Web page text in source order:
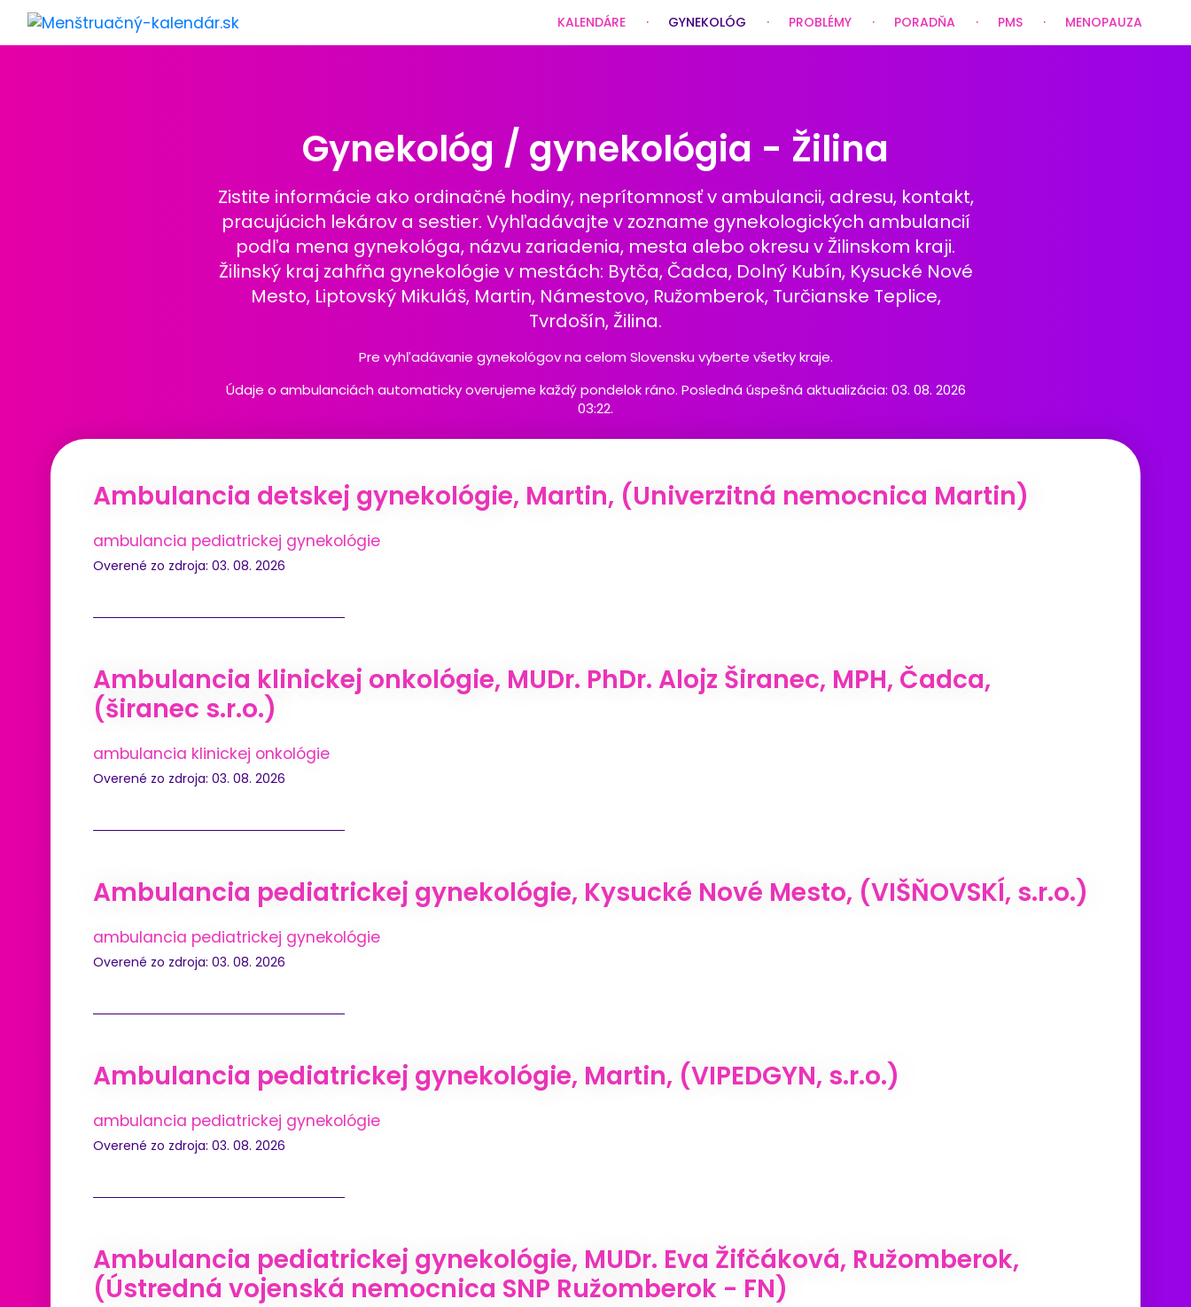
KALENDÁRE GYNEKOLÓG PROBLÉMY PORADŇA PMS MENOPAUZA
Gynekológ / gynekológia - Žilina
Zistite informácie ako ordinačné hodiny, neprítomnosť v ambulancii, adresu, kontakt,
pracujúcich lekárov a sestier. Vyhľadávajte v zozname gynekologických ambulancií
podľa mena gynekológa, názvu zariadenia, mesta alebo okresu v Žilinskom kraji.
Žilinský kraj zahŕňa gynekológie v mestách: Bytča, Čadca, Dolný Kubín, Kysucké Nové
Mesto, Liptovský Mikuláš, Martin, Námestovo, Ružomberok, Turčianske Teplice,
Tvrdošín, Žilina.
Pre vyhľadávanie gynekológov na celom Slovensku vyberte všetky kraje.
Údaje o ambulanciách automaticky overujeme každý pondelok ráno. Posledná úspešná aktualizácia: 03. 08. 2026
03:22.
Ambulancia detskej gynekológie, Martin, (Univerzitná nemocnica Martin)
ambulancia pediatrickej gynekológie
Overené zo zdroja: 03. 08. 2026
Ambulancia klinickej onkológie, MUDr. PhDr. Alojz Širanec, MPH, Čadca,
(širanec s.r.o.)
ambulancia klinickej onkológie
Overené zo zdroja: 03. 08. 2026
Ambulancia pediatrickej gynekológie, Kysucké Nové Mesto, (VIŠŇOVSKÍ, s.r.o.)
ambulancia pediatrickej gynekológie
Overené zo zdroja: 03. 08. 2026
Ambulancia pediatrickej gynekológie, Martin, (VIPEDGYN, s.r.o.)
ambulancia pediatrickej gynekológie
Overené zo zdroja: 03. 08. 2026
Ambulancia pediatrickej gynekológie, MUDr. Eva Žifčáková, Ružomberok,
(Ústredná vojenská nemocnica SNP Ružomberok - FN)